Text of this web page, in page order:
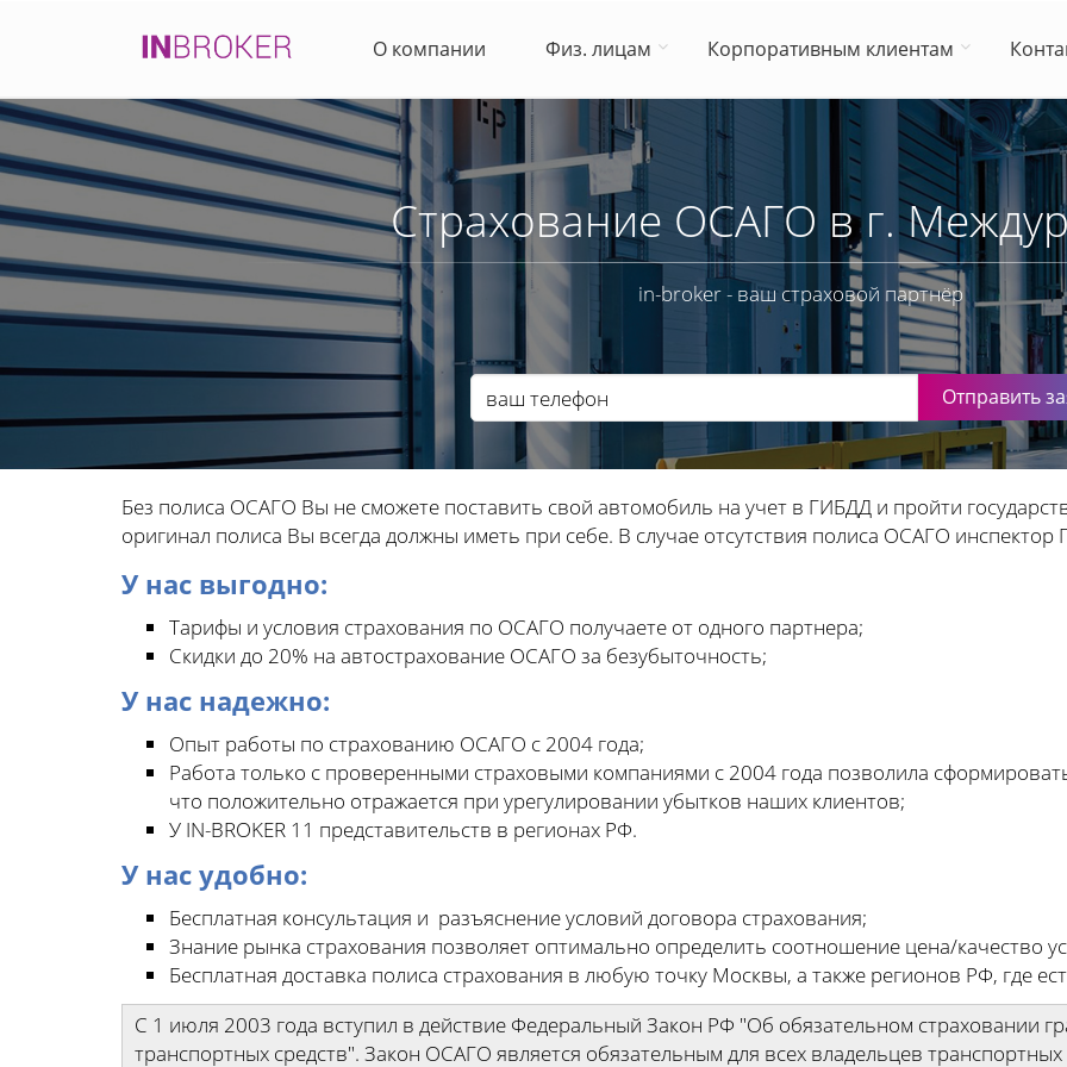
О компании Физ. лицам Корпоративным клиентам
Страхование ОСАГО в г.
in-broker - ваш страховой партнёр
Отправить
Без полиса ОСАГО Вы не сможете поставить свой автомобиль на учет в ГИБДД и пройти
оригинал полиса Вы всегда должны иметь при себе. В случае отсутствия полиса ОСАГО
У нас выгодно:
Тарифы и условия страхования по ОСАГО получаете от одного партнера;
Скидки до 20% на автострахование ОСАГО за безубыточность;
У нас надежно:
Опыт работы по страхованию ОСАГО с 2004 года;
Работа только с проверенными страховыми компаниями с 2004 года позволила
что положительно отражается при урегулировании убытков наших клиентов;
У IN-BROKER 11 представительств в регионах РФ.
У нас удобно:
Бесплатная консультация и разъяснение условий договора страхования;
Знание рынка страхования позволяет оптимально определить соотношение цена/качество
Бесплатная доставка полиса страхования в любую точку Москвы, а также регионов РФ, где
С 1 июля 2003 года вступил в действие Федеральный Закон РФ "Об обязательном страховании
транспортных средств". Закон ОСАГО является обязательным для всех владельцев транспортных